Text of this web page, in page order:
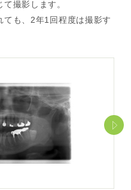
撮影します。
も、2年1回程度は撮影す